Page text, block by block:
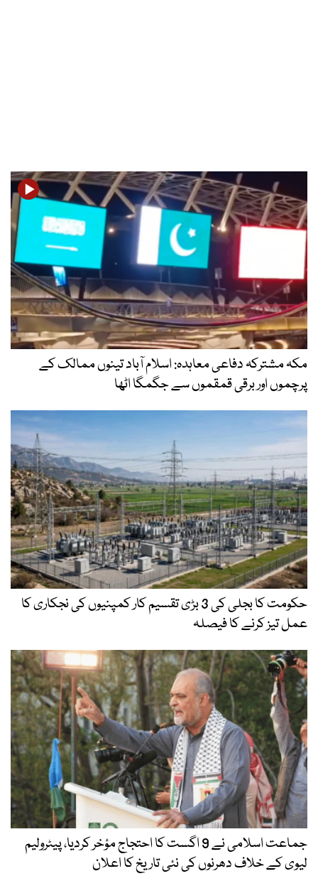
مکہ مشترکہ دفاعی معاہدہ: اسلام آباد تینوں ممالک کے
پرچموں اور برقی قمقموں سے جگمگا اٹھا
حکومت کا بجلی کی 3 بڑی تقسیم کار کمپنیوں کی نجکاری کا
عمل تیز کرنے کا فیصلہ
جماعت اسلامی نے 9 اگست کا احتجاج مؤخر کردیا، پیٹرولیم
لیوی کے خلاف دھرنوں کی نئی تاریخ کا اعلان